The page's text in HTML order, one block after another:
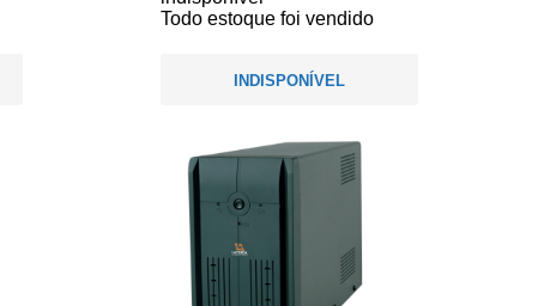
Todo estoque foi vendido
INDISPONÍVEL